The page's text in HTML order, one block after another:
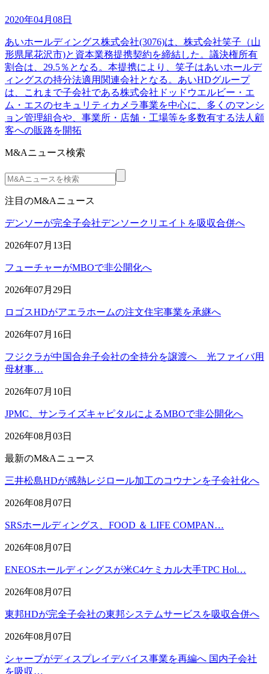
2020年04月08日
あいホールディングス株式会社(3076)は、株式会社笑子（山
形県尾花沢市)と資本業務提携契約を締結した。議決権所有
割合は、29.5％となる。本提携により、笑子はあいホールデ
ィングスの持分法適用関連会社となる。あいHDグループ
は、これまで子会社である株式会社ドッドウエルビー・エ
ム・エスのセキュリティカメラ事業を中心に、多くのマンシ
ョン管理組合や、事業所・店舗・工場等を多数有する法人顧
客への販路を開拓
M&Aニュース検索
注目のM&Aニュース
デンソーが完全子会社デンソークリエイトを吸収合併へ
2026年07月13日
フューチャーがMBOで非公開化へ
2026年07月29日
ロゴスHDがアエラホームの注文住宅事業を承継へ
2026年07月16日
フジクラが中国合弁子会社の全持分を譲渡へ 光ファイバ用
母材事…
2026年07月10日
JPMC、サンライズキャピタルによるMBOで非公開化へ
2026年08月03日
最新のM&Aニュース
三井松島HDが感熱レジロール加工のコウナンを子会社化へ
2026年08月07日
SRSホールディングス、FOOD ＆ LIFE COMPAN…
2026年08月07日
ENEOSホールディングスが米C4ケミカル大手TPC Hol…
2026年08月07日
東邦HDが完全子会社の東邦システムサービスを吸収合併へ
2026年08月07日
シャープがディスプレイデバイス事業を再編へ 国内子会社
を吸収…